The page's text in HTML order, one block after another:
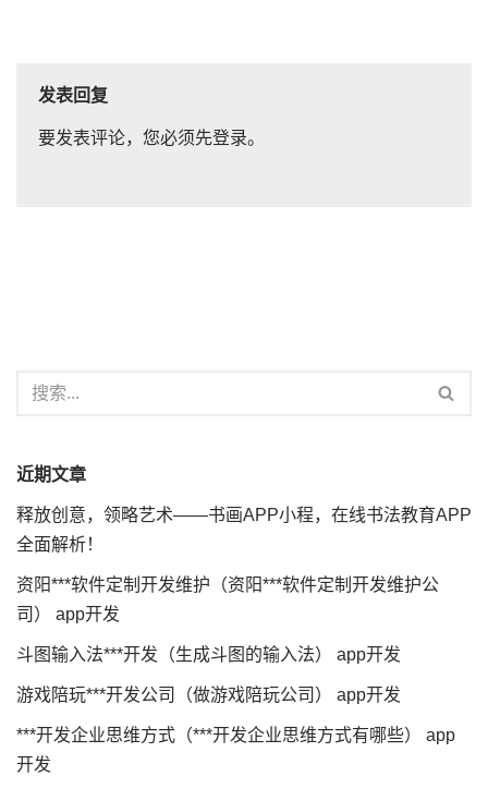
发表回复
要发表评论，您必须先登录。
近期文章
释放创意，领略艺术——书画APP小程，在线书法教育APP
全面解析！
资阳***软件定制开发维护（资阳***软件定制开发维护公
司） app开发
斗图输入法***开发（生成斗图的输入法） app开发
游戏陪玩***开发公司（做游戏陪玩公司） app开发
***开发企业思维方式（***开发企业思维方式有哪些） app
开发